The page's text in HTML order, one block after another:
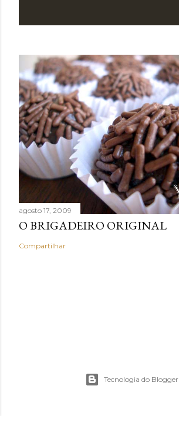
agosto 17, 2009
O BRIGADEIRO ORIGINAL
Compartilhar
Tecnologia do Blogger